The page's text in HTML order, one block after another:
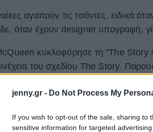
jenny.gr - Do Not Process My
If you wish to opt-out of the sale, sharing
sensitive information for targeted
αγαπούν τις τσάντες, ειδικά
όταν έχουν designer υπογραφή,
κυκλοφόρησε τη "The Story
του σχεδίου The Story.
Άνοιξη/Καλοκαίρι 2020,
διαφορετικά σχέδια.